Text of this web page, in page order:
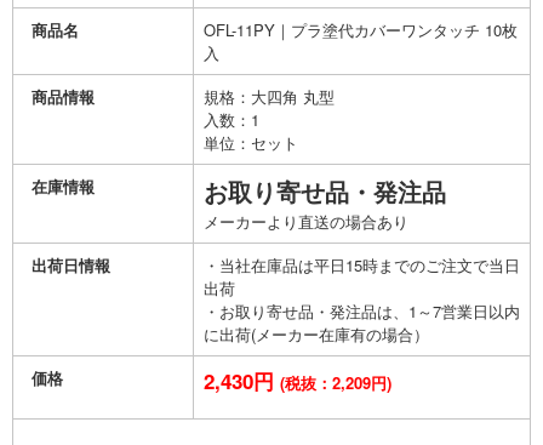
商品名
OFL-11PY｜プラ塗代カバーワンタッチ 10枚
入
商品情報
規格：大四角 丸型
入数：1
単位：セット
在庫情報
お取り寄せ品・発注品
メーカーより直送の場合あり
出荷日情報
・当社在庫品は平日15時までのご注文で当日
出荷
・お取り寄せ品・発注品は、1～7営業日以内
に出荷(メーカー在庫有の場合）
価格
2,430円 (税抜：2,209円)